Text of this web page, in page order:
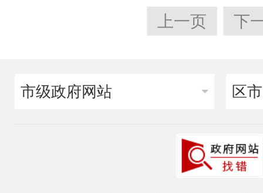
上一页 下
市级政府网站 区